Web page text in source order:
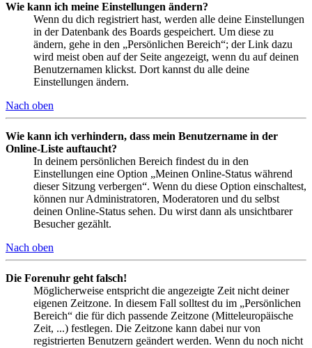
Wie kann ich meine Einstellungen ändern?
Wenn du dich registriert hast, werden alle deine Einstellungen
in der Datenbank des Boards gespeichert. Um diese zu
ändern, gehe in den „Persönlichen Bereich“; der Link dazu
wird meist oben auf der Seite angezeigt, wenn du auf deinen
Benutzernamen klickst. Dort kannst du alle deine
Einstellungen ändern.
Nach oben
Wie kann ich verhindern, dass mein Benutzername in der
Online-Liste auftaucht?
In deinem persönlichen Bereich findest du in den
Einstellungen eine Option „Meinen Online-Status während
dieser Sitzung verbergen“. Wenn du diese Option einschaltest,
können nur Administratoren, Moderatoren und du selbst
deinen Online-Status sehen. Du wirst dann als unsichtbarer
Besucher gezählt.
Nach oben
Die Forenuhr geht falsch!
Möglicherweise entspricht die angezeigte Zeit nicht deiner
eigenen Zeitzone. In diesem Fall solltest du im „Persönlichen
Bereich“ die für dich passende Zeitzone (Mitteleuropäische
Zeit, ...) festlegen. Die Zeitzone kann dabei nur von
registrierten Benutzern geändert werden. Wenn du noch nicht